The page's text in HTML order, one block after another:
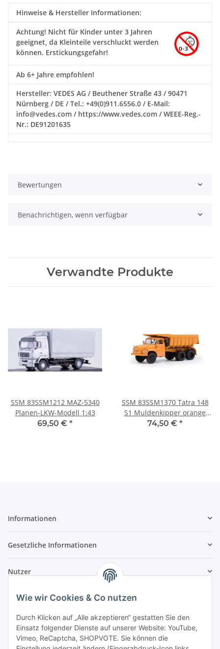
Wie wir Cookies & Co nutzen
Durch Klicken auf „Alle akzeptieren“ gestatten Sie den
Einsatz folgender Dienste auf unserer Website: YouTube,
Vimeo, ReCaptcha, SHOPVOTE. Sie können die
Hinweise & Hersteller Informationen:
Achtung! Nicht für Kinder unter 3 Jahren
geeignet, da Kleinteile verschluckt werden
können. Erstickungsgefahr!
Ab 6+ Jahre empfohlen!
Hersteller: VEDES AG / Beuthener Straße 43 / 90471
Nürnberg / DE / Tel.: +49(0)911.6556.0 / E-Mail:
info@vedes.com / https://www.vedes.com / WEEE-Reg.-
Nr.: DE91201635
Bewertungen
Benachrichtigen, wenn verfügbar
Verwandte Produkte
SSM 83SSM1212 MAZ-5340
Planen-LKW-Modell 1:43
69,50 € *
SSM 83SSM1370 Tatra 148
S1 Muldenkipper orange
LKW-Modell 1:43
74,50 € *
Informationen
Gesetzliche Informationen
Nutzer